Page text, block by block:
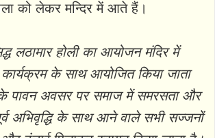
को लेकर मन्दिर में आते हैं।
लठामार होली का आयोजन मंदिर में
कार्यक्रम के साथ आयोजित किया जाता
पावन अवसर पर समाज में समरसता और
अभिवृद्धि के साथ आने वाले सभी सज्जनों